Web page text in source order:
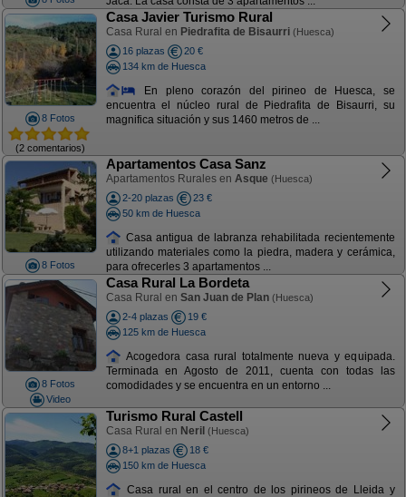
8 Fotos
(2 comentarios)
Casa Javier Turismo Rural
Casa Rural en Piedrafita de Bisaurri (Huesca)
16 plazas
20 €
134 km de Huesca
En pleno corazón del pirineo de Huesca, se
encuentra el núcleo rural de Piedrafita de Bisaurri, su
magnifica situación y sus 1460 metros de ...
8 Fotos
Apartamentos Casa Sanz
Apartamentos Rurales en Asque (Huesca)
2-20 plazas
23 €
50 km de Huesca
Casa antigua de labranza rehabilitada recientemente
utilizando materiales como la piedra, madera y cerámica,
para ofrecerles 3 apartamentos ...
8 Fotos
Video
Casa Rural La Bordeta
Casa Rural en San Juan de Plan (Huesca)
2-4 plazas
19 €
125 km de Huesca
Acogedora casa rural totalmente nueva y equipada.
Terminada en Agosto de 2011, cuenta con todas las
comodidades y se encuentra en un entorno ...
Turismo Rural Castell
Casa Rural en Neril (Huesca)
8+1 plazas
18 €
150 km de Huesca
Casa rural en el centro de los pirineos de Lleida y